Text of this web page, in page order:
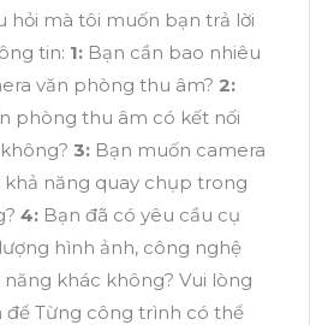
hỏi mà tôi muốn bạn trả lời
tin: 1: Bạn cần bao nhiêu
văn phòng thu âm? 2:
phòng thu âm có kết nối
3: Bạn muốn camera
năng quay chụp trong
4: Bạn đã có yêu cầu cụ
hình ảnh, công nghệ
khác không? Vui lòng
để Từng công trình có thể